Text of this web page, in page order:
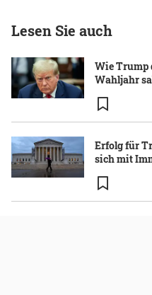
Lesen Sie auch
Wie Trump
Wahljahr
Erfolg für
sich mit